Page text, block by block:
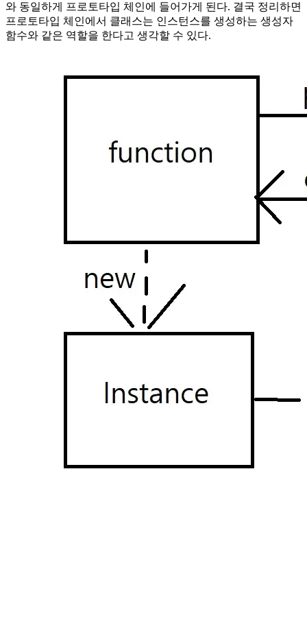
와 동일하게 프로토타입 체인에 들어가게 된다. 결국 정리하면
프로토타입 체인에서 클래스는 인스턴스를 생성하는 생성자
함수와 같은 역할을 한다고 생각할 수 있다.